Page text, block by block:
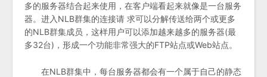
多的服务器结合起来使用，在客户端看起来就像是一台服务
器。进入NLB群集的连接请 求可以分解传送给两个或更多
的NLB群集成员，这样用户可以添加越来越多的服务器(最
多32台)，形成一个功能非常强大的FTP站点或Web站点。
在NLB群集中，每台服务器都会有一个属于自己的静态